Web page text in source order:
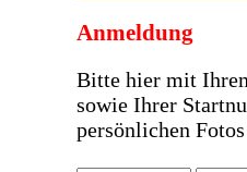
Anmeldung
Bitte hier mit
sowie Ihrer
persönlichen